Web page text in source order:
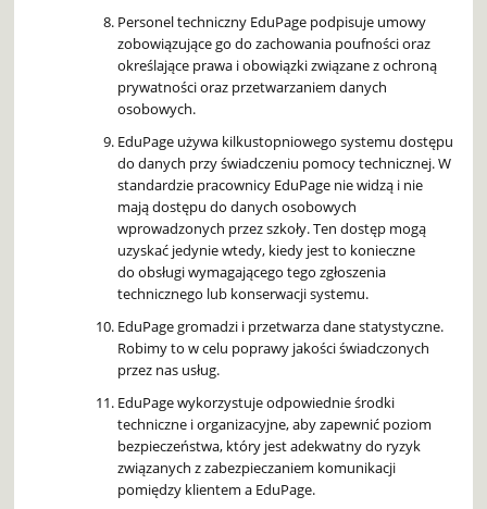
Personel techniczny EduPage podpisuje umowy
zobowiązujące go do zachowania poufności oraz
określające prawa i obowiązki związane z ochroną
prywatności oraz przetwarzaniem danych
osobowych.
EduPage używa kilkustopniowego systemu dostępu
do danych przy świadczeniu pomocy technicznej. W
standardzie pracownicy EduPage nie widzą i nie
mają dostępu do danych osobowych
wprowadzonych przez szkoły. Ten dostęp mogą
uzyskać jedynie wtedy, kiedy jest to konieczne
do obsługi wymagającego tego zgłoszenia
technicznego lub konserwacji systemu.
EduPage gromadzi i przetwarza dane statystyczne.
Robimy to w celu poprawy jakości świadczonych
przez nas usług.
EduPage wykorzystuje odpowiednie środki
techniczne i organizacyjne, aby zapewnić poziom
bezpieczeństwa, który jest adekwatny do ryzyk
związanych z zabezpieczaniem komunikacji
pomiędzy klientem a EduPage.